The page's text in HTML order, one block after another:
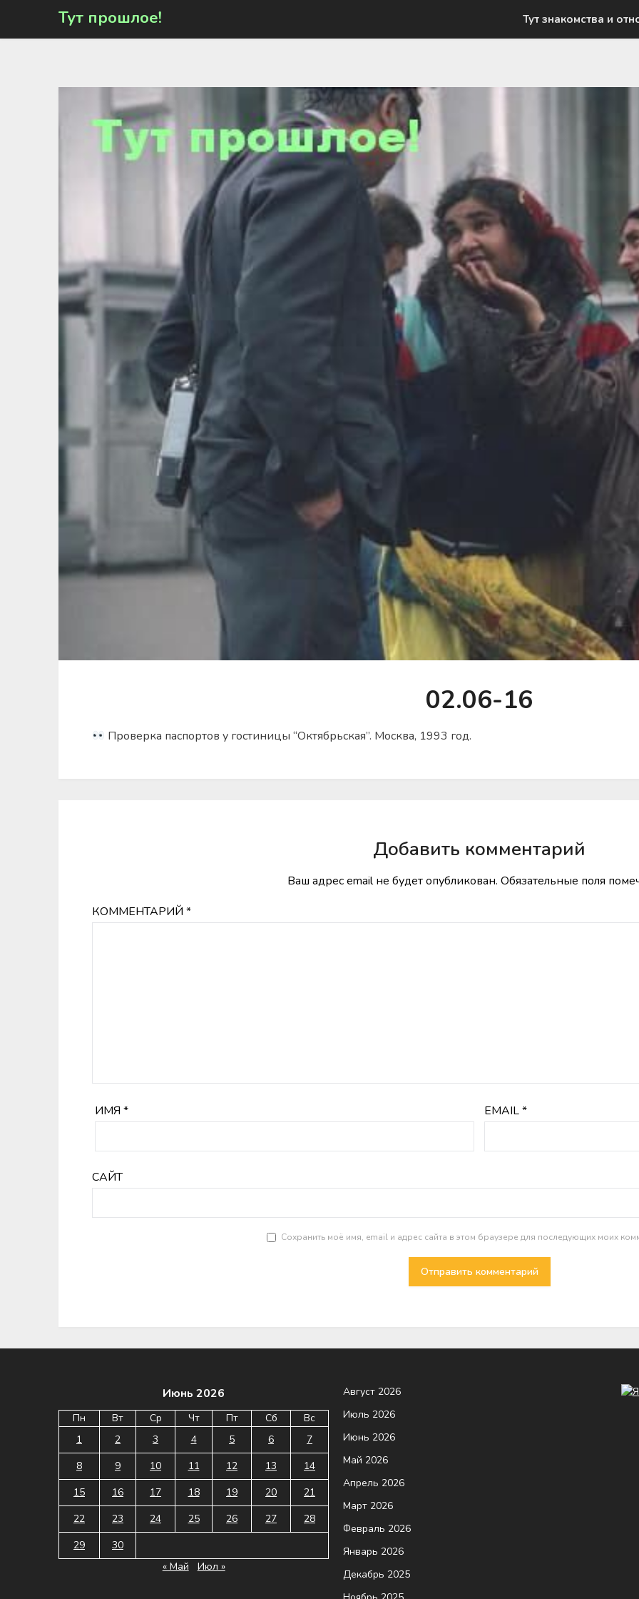
Тут прошлое! Тут знакомства и
02.06-16
Проверка паспортов у гостиницы “Октябрьская”. Москва, 1993 год.
Добавить комментарий
Ваш адрес email не будет опубликован. Обязательные поля
КОММЕНТАРИЙ*
ИМЯ * EMAIL*
САЙТ
Сохранить моё имя, email и адрес сайта в этом браузере для последующих моих
Июнь 2026
Пн Вт Ср Чт Пт Сб
Вс
1
2 3 4 5 6
7
8
9 10 11 12 13
14
15
16 17 18 19 20
21
22
23 24 25 26 27
28
29
30
« Май
Июл »
Август 2026
Июль 2026
Июнь 2026
Май 2026
Апрель 2026
Март 2026
Февраль 2026
Январь 2026
Декабрь 2025